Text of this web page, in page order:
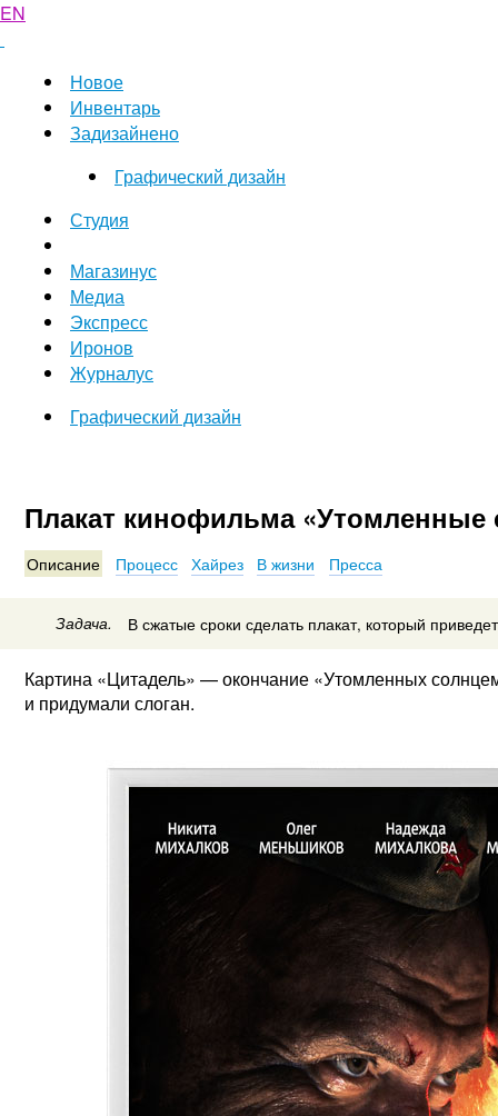
EN
Новое
Инвентарь
Задизайнено
Графический дизайн
Студия
Магазинус
Медиа
Экспресс
Иронов
Журналус
Графический дизайн
Плакат кинофильма
Описание Процесс Хайрез В жизни Пресса
Задача. В сжатые сроки сделать плакат, который
Картина «Цитадель» — окончание «Утомленных
и придумали слоган.